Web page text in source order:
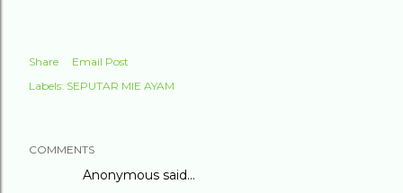
Share
Email Post
Labels: SEPUTAR MIE AYAM
COMMENTS
Anonymous said…